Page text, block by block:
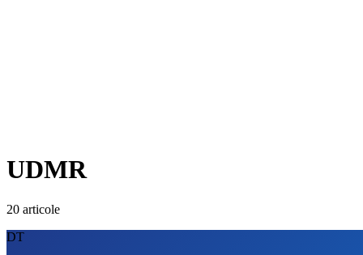
UDMR
20 articole
DT